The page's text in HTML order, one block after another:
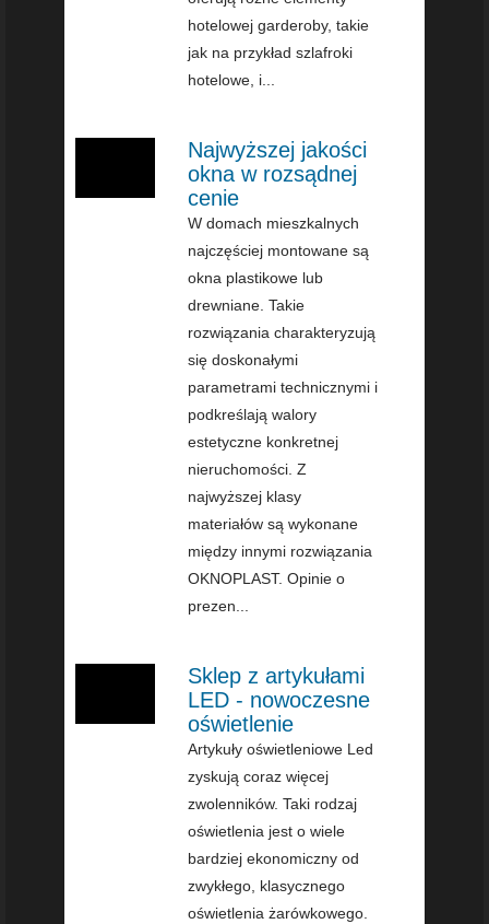
hotelowej garderoby, takie
jak na przykład szlafroki
hotelowe, i...
Najwyższej jakości
okna w rozsądnej
cenie
W domach mieszkalnych
najczęściej montowane są
okna plastikowe lub
drewniane. Takie
rozwiązania charakteryzują
się doskonałymi
parametrami technicznymi i
podkreślają walory
estetyczne konkretnej
nieruchomości. Z
najwyższej klasy
materiałów są wykonane
między innymi rozwiązania
OKNOPLAST. Opinie o
prezen...
Sklep z artykułami
LED - nowoczesne
oświetlenie
Artykuły oświetleniowe Led
zyskują coraz więcej
zwolenników. Taki rodzaj
oświetlenia jest o wiele
bardziej ekonomiczny od
zwykłego, klasycznego
oświetlenia żarówkowego.